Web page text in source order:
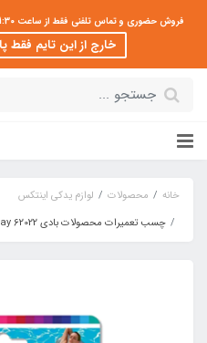
فروش حضوری و تماس تلفنی فقط از ساعت 11:30 صبح تا 2 عصر و 3 تا 8 شب امکان پذیر است
خارج از این تایم فقط
خانه محصولات
لوازم یدکی اینتکس
چسب تعمیرات محصولات بادی bestway 62022